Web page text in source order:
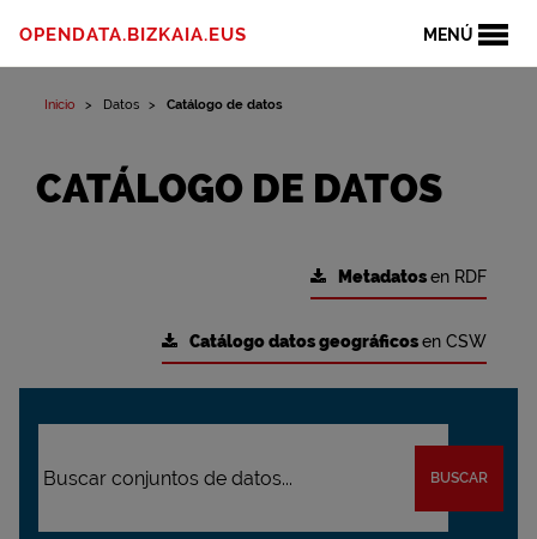
MENÚ
OPENDATA.BIZKAIA.EUS
Inicio Datos Catálogo de datos
CATÁLOGO DE DATOS
Metadatosen RDF
Catálogo datos geográficosen CSW
BUSCAR